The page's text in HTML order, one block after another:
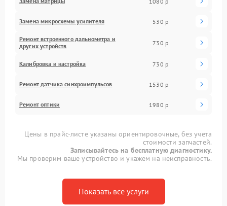
Замена микросхемы усилителя 530 р
Ремонт встроенного дальнометра и
других устройств
730 р
Калибровка и настройка 730 р
Ремонт датчика синхроимпульсов 1530 р
Ремонт оптики 1980 р
Цены в прайс-листе указаны ориентировочные, без учета
стоимости запчастей.
Записывайтесь на бесплатную диагностику.
Мы проверим ваше устройство и укажем на неисправность.
Показать все услуги